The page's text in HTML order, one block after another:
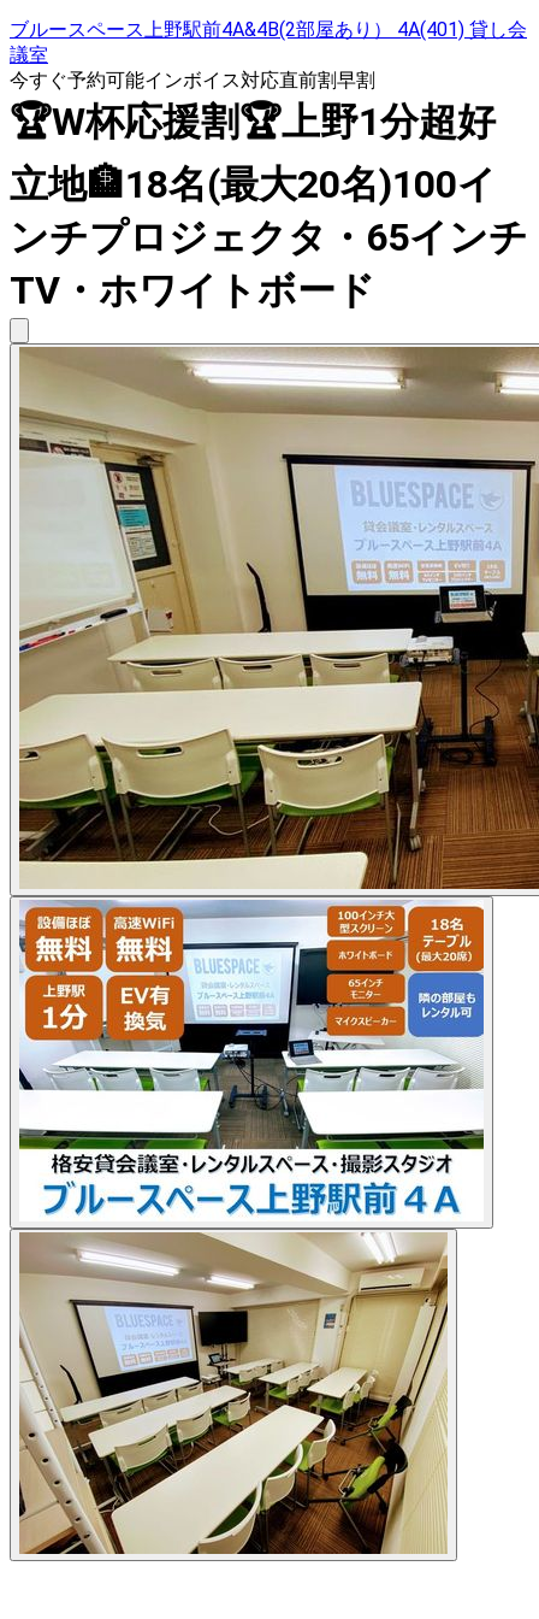
ブルースペース上野駅前4A&4B(2部屋あり） 4A(401) 貸し会
議室
今すぐ予約可能インボイス対応直前割早割
🏆️W杯応援割🏆️上野1分超好
立地🏦18名(最大20名)100イ
ンチプロジェクタ・65インチ
TV・ホワイトボード